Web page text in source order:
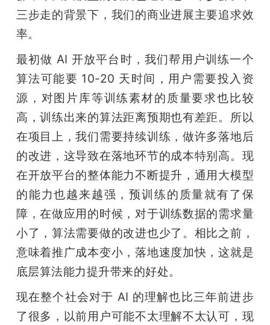
三步走的背景下，我们的商业进展主要追求效
率。
最初做 AI 开放平台时，我们帮用户训练一个
算法可能要 10-20 天时间，用户需要投入资
源，对图片库等训练素材的质量要求也比较
高，训练出来的算法距离预期也有差距。所以
在项目上，我们需要持续训练，做许多落地后
的改进，这导致在落地环节的成本特别高。现
在开放平台的整体能力不断提升，通用大模型
的能力也越来越强，预训练的质量就有了保
障，在做应用的时候，对于训练数据的需求量
小了，算法需要做的改进也少了。相比之前，
意味着推广成本变小，落地速度加快，这就是
底层算法能力提升带来的好处。
现在整个社会对于 AI 的理解也比三年前进步
了很多，以前用户可能不太理解不太认可，现